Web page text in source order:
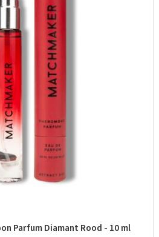
Parfum Diamant Rood - 10 ml